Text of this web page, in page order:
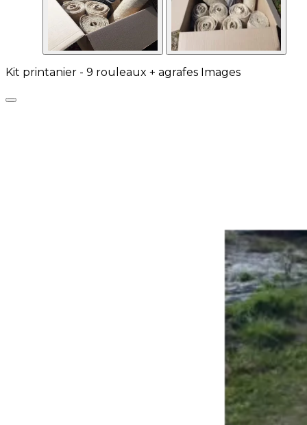
Kit printanier - 9 rouleaux + agrafes Images